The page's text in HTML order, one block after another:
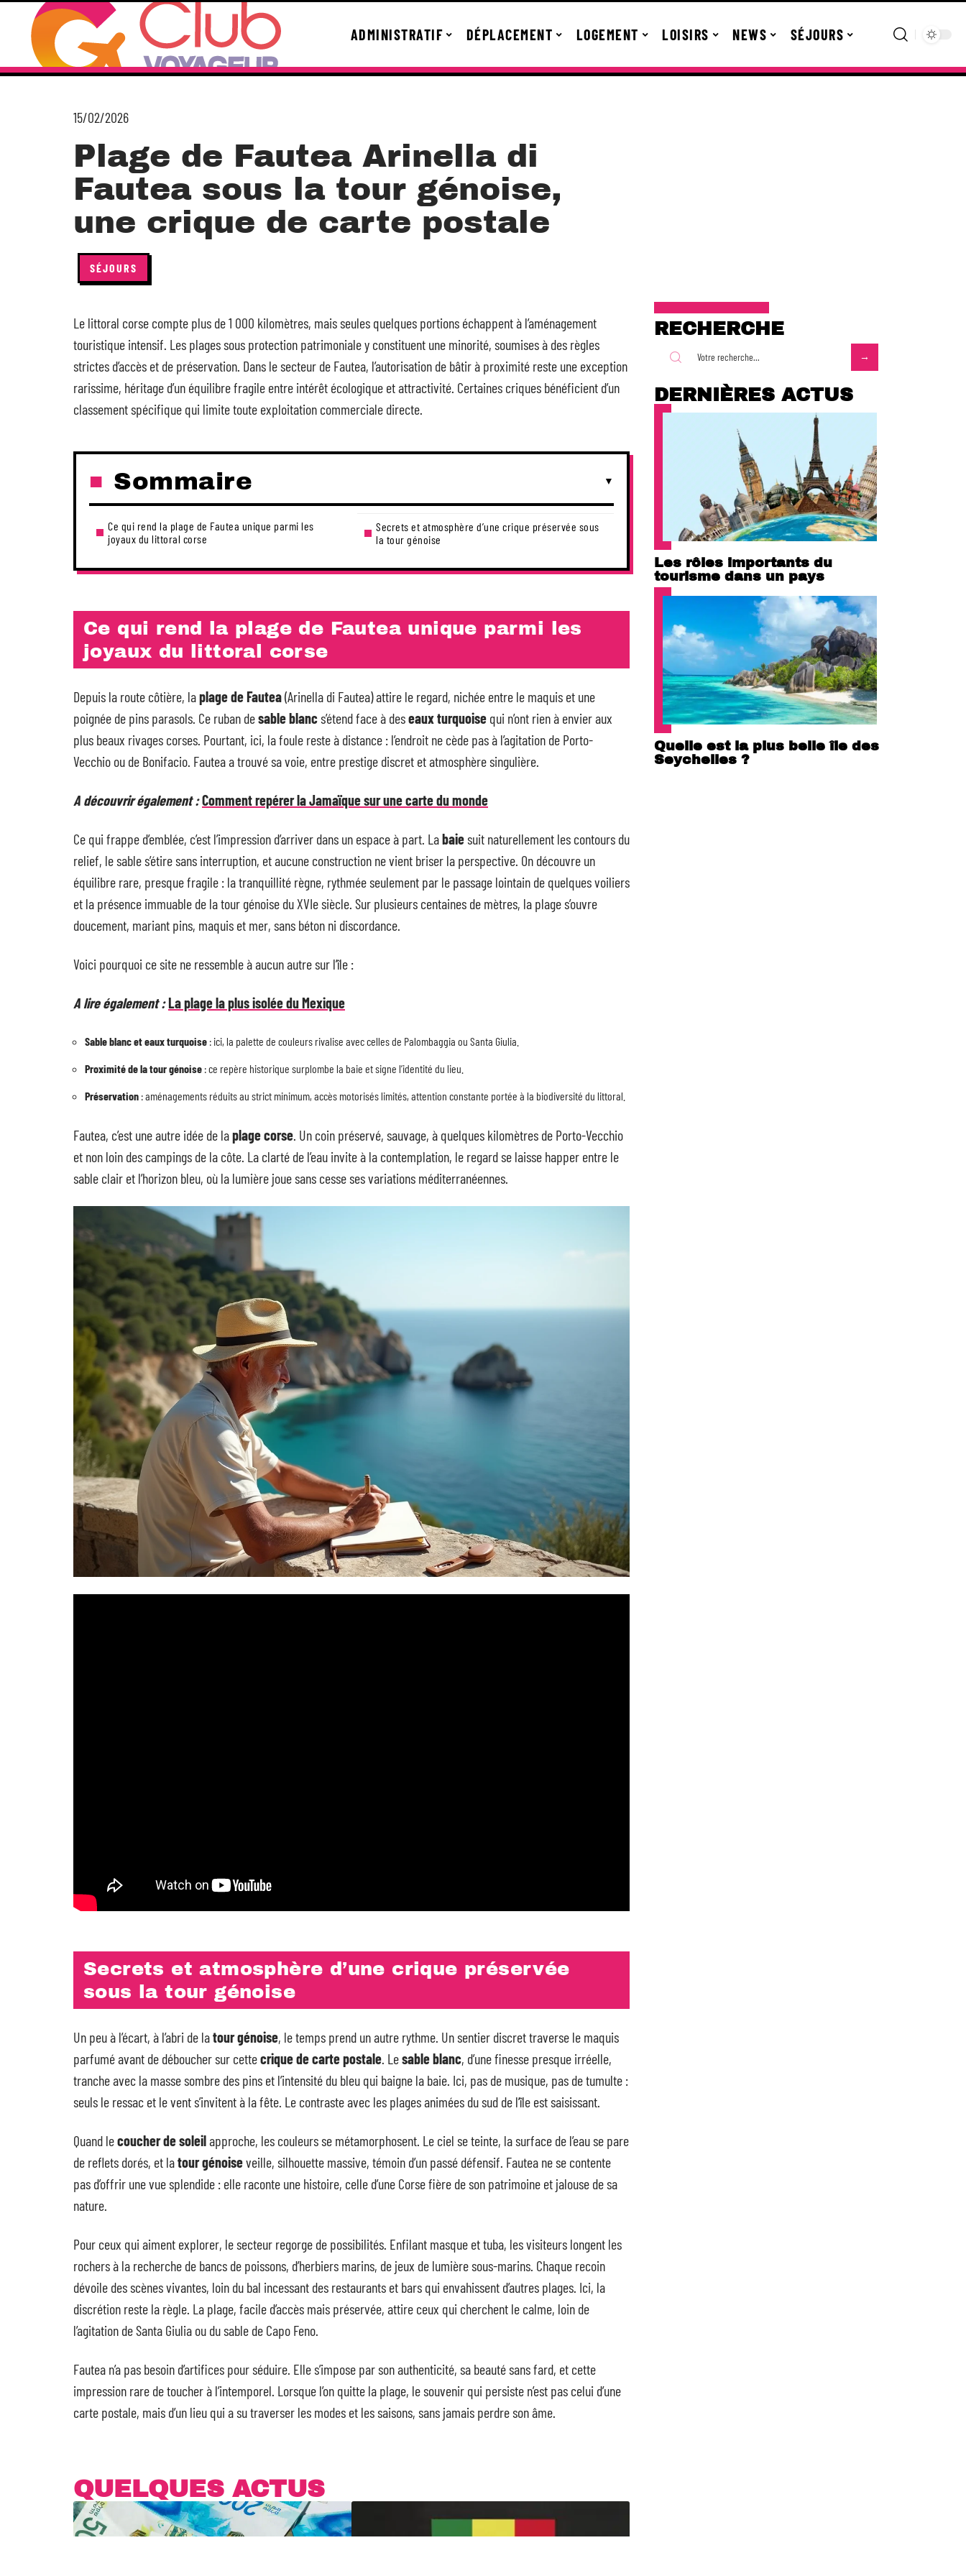
ADMINISTRATIF DÉPLACEMENT LOGEMENT LOISIRS NEWS SÉJOURS
15/02/2026
Plage de Fautea Arinella di
Fautea sous la tour génoise,
une crique de carte postale
SÉJOURS
Le littoral corse compte plus de 1 000 kilomètres, mais seules quelques portions échappent à l’aménagement
touristique intensif. Les plages sous protection patrimoniale y constituent une minorité, soumises à des règles
strictes d’accès et de préservation. Dans le secteur de Fautea, l’autorisation de bâtir à proximité reste une exception
rarissime, héritage d’un équilibre fragile entre intérêt écologique et attractivité. Certaines criques bénéficient d’un
classement spécifique qui limite toute exploitation commerciale directe.
Sommaire
Ce qui rend la plage de Fautea unique parmi les
joyaux du littoral corse
Secrets et atmosphère d’une crique préservée sous
la tour génoise
Ce qui rend la plage de Fautea unique parmi les
joyaux du littoral corse
Depuis la route côtière, laplage de Fautea(Arinella di Fautea) attire le regard, nichée entre le maquis et une
poignée de pins parasols. Ce ruban desable blancs’étend face à deseaux turquoise qui n’ont rien à envier aux
plus beaux rivages corses. Pourtant, ici, la foule reste à distance : l’endroit ne cède pas à l’agitation de Porto-
Vecchio ou de Bonifacio. Fautea a trouvé sa voie, entre prestige discret et atmosphère singulière.
A découvrir également :Comment repérer la Jamaïque sur une carte du monde
Ce qui frappe d’emblée, c’est l’impression d’arriver dans un espace à part. Labaiesuit naturellement les contours du
relief, le sable s’étire sans interruption, et aucune construction ne vient briser la perspective. On découvre un
équilibre rare, presque fragile : la tranquillité règne, rythmée seulement par le passage lointain de quelques voiliers
et la présence immuable de la tour génoise du XVIe siècle. Sur plusieurs centaines de mètres, la plage s’ouvre
doucement, mariant pins, maquis et mer, sans béton ni discordance.
Voici pourquoi ce site ne ressemble à aucun autre sur l’île :
A lire également :La plage la plus isolée du Mexique
Sable blanc et eaux turquoise : ici, la palette de couleurs rivalise avec celles de Palombaggia ou Santa Giulia.
Proximité de la tour génoise : ce repère historique surplombe la baie et signe l’identité du lieu.
Préservation : aménagements réduits au strict minimum, accès motorisés limités, attention constante portée à la biodiversité du littoral.
Fautea, c’est une autre idée de laplage corse. Un coin préservé, sauvage, à quelques kilomètres de Porto-Vecchio
et non loin des campings de la côte. La clarté de l’eau invite à la contemplation, le regard se laisse happer entre le
sable clair et l’horizon bleu, où la lumière joue sans cesse ses variations méditerranéennes.
Secrets et atmosphère d’une crique préservée
sous la tour génoise
Un peu à l’écart, à l’abri de latour génoise, le temps prend un autre rythme. Un sentier discret traverse le maquis
parfumé avant de déboucher sur cettecrique de carte postale. Lesable blanc, d’une finesse presque irréelle,
tranche avec la masse sombre des pins et l’intensité du bleu qui baigne la baie. Ici, pas de musique, pas de tumulte :
seuls le ressac et le vent s’invitent à la fête. Le contraste avec les plages animées du sud de l’île est saisissant.
Quand lecoucher de soleilapproche, les couleurs se métamorphosent. Le ciel se teinte, la surface de l’eau se pare
de reflets dorés, et latour génoiseveille, silhouette massive, témoin d’un passé défensif. Fautea ne se contente
pas d’offrir une vue splendide : elle raconte une histoire, celle d’une Corse fière de son patrimoine et jalouse de sa
nature.
Pour ceux qui aiment explorer, le secteur regorge de possibilités. Enfilant masque et tuba, les visiteurs longent les
rochers à la recherche de bancs de poissons, d’herbiers marins, de jeux de lumière sous-marins. Chaque recoin
dévoile des scènes vivantes, loin du bal incessant des restaurants et bars qui envahissent d’autres plages. Ici, la
discrétion reste la règle. La plage, facile d’accès mais préservée, attire ceux qui cherchent le calme, loin de
l’agitation de Santa Giulia ou du sable de Capo Feno.
Fautea n’a pas besoin d’artifices pour séduire. Elle s’impose par son authenticité, sa beauté sans fard, et cette
impression rare de toucher à l’intemporel. Lorsque l’on quitte la plage, le souvenir qui persiste n’est pas celui d’une
carte postale, mais d’un lieu qui a su traverser les modes et les saisons, sans jamais perdre son âme.
QUELQUES ACTUS
RECHERCHE
DERNIÈRES ACTUS
Les rôles importants du
tourisme dans un pays
Quelle est la plus belle île des
Seychelles ?